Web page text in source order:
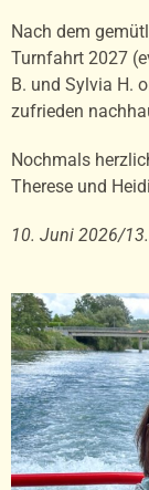
Nach dem
Turnfahrt 2027
B. und Sylvia H.
zufrieden
Nochmals
Therese und
10. Juni 2026/